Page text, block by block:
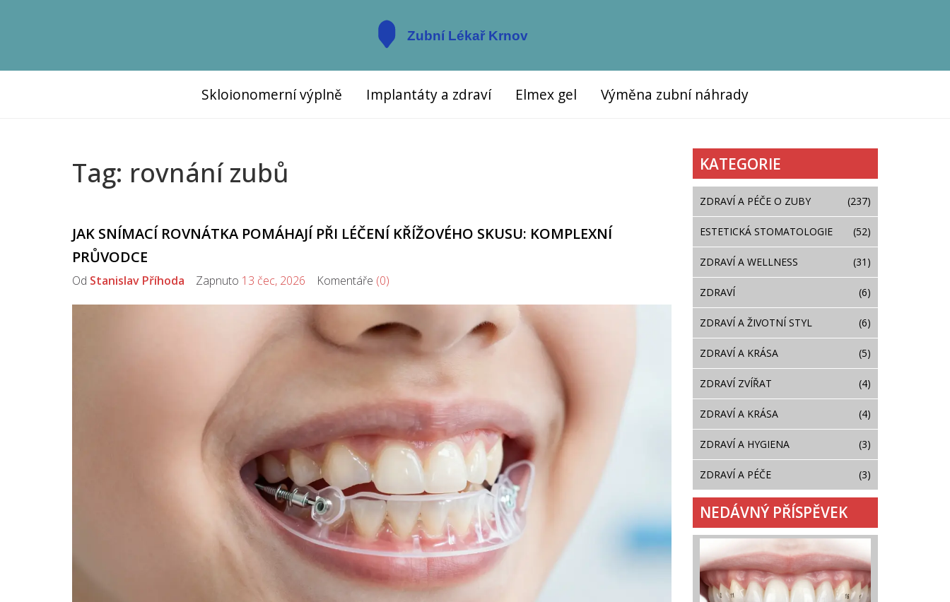
Skloionomerní výplně Implantáty a zdraví Elmex gel Výměna zubní náhrady
Tag: rovnání zubů
JAK SNÍMACÍ ROVNÁTKA POMÁHAJÍ PŘI LÉČENÍ KŘÍŽOVÉHO SKUSU: KOMPLEXNÍ
PRŮVODCE
Od Stanislav Příhoda Zapnuto 13 čec, 2026 Komentáře (0)
KATEGORIE
ZDRAVÍ A PÉČE O ZUBY (237)
ESTETICKÁ STOMATOLOGIE (52)
ZDRAVÍ A WELLNESS (31)
ZDRAVÍ (6)
ZDRAVÍ A ŽIVOTNÍ STYL (6)
ZDRAVÍ A KRÁSA (5)
ZDRAVÍ ZVÍŘAT (4)
ZDRAVÍ A KRÁSA (4)
ZDRAVÍ A HYGIENA (3)
ZDRAVÍ A PÉČE (3)
NEDÁVNÝ PŘÍSPĚVEK